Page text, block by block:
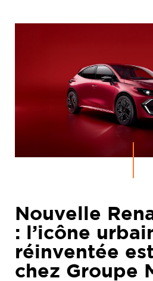
Nouvelle
: l’icône
réinventée
chez Groupe